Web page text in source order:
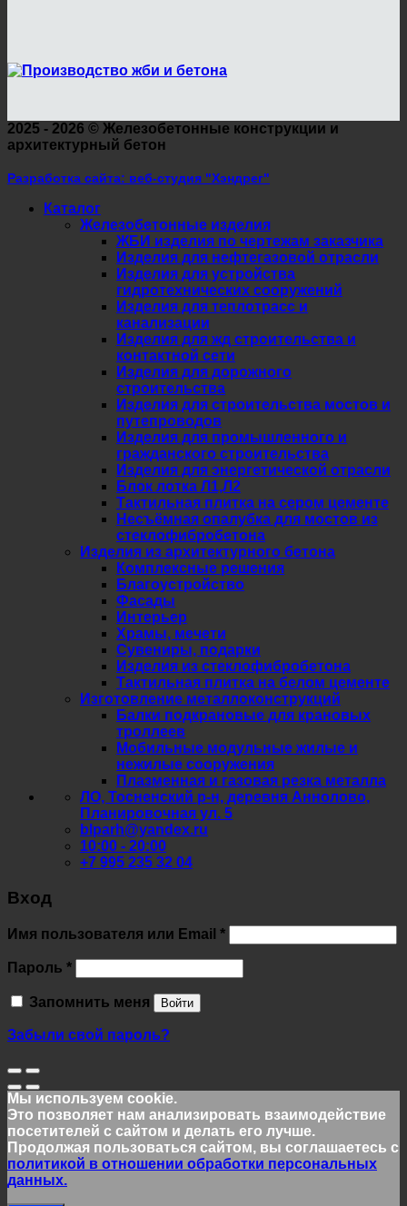
2025 - 2026 © Железобетонные конструкции и
архитектурный бетон
Разработка сайта: веб-студия "Хэндрег"
Каталог
Железобетонные изделия
ЖБИ изделия по чертежам заказчика
Изделия для нефтегазовой отрасли
Изделия для устройства
гидротехнических сооружений
Изделия для теплотрасс и
канализации
Изделия для жд строительства и
контактной сети
Изделия для дорожного
строительства
Изделия для строительства мостов и
путепроводов
Изделия для промышленного и
гражданского строительства
Изделия для энергетической отрасли
Блок лотка Л1,Л2
Тактильная плитка на сером цементе
Несъёмная опалубка для мостов из
стеклофибробетона
Изделия из архитектурного бетона
Комплексные решения
Благоустройство
Фасады
Интерьер
Храмы, мечети
Сувениры, подарки
Изделия из стеклофибробетона
Тактильная плитка на белом цементе
Изготовление металлоконструкций
Балки подкрановые для крановых
троллеев
Мобильные модульные жилые и
нежилые сооружения
Плазменная и газовая резка металла
ЛО, Тосненский р-н, деревня Аннолово,
Планировочная ул. 5
blparh@yandex.ru
10:00 - 20:00
+7 995 235 32 04
Вход
Имя пользователя или Email *Обязательно
Пароль *Обязательно
Запомнить меня Войти
Забыли свой пароль?
Мы используем cookie.
Это позволяет нам анализировать взаимодействие
посетителей с сайтом и делать его лучше.
Продолжая пользоваться сайтом, вы соглашаетесь с
политикой в отношении обработки персональных
данных.